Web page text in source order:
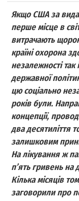
Якщо США за
перше місце в
витрачають
країні охорона
незалежності так
державної
цю соціально
років були.
концепції,
два десятиліття
залишковим
На лікування ж
п’ять гривень на
Кілька місяців
заговорили про